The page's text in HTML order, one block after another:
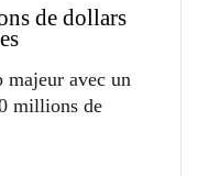
de dollars
avec un
millions de